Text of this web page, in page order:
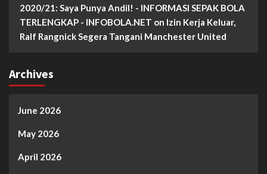
2020/21: Saya Punya Andil! - INFORMASI SEPAK BOLA
TERLENGKAP - INFOBOLA.NET on Izin Kerja Keluar,
Ralf Rangnick Segera Tangani Manchester United
Archives
June 2026
May 2026
April 2026